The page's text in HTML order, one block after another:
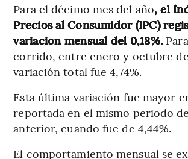
Para el décimo mes del año, el
Precios al Consumidor (IPC)
variación mensual del 0,18%.
corrido, entre enero y octubre
variación total fue 4,74%.
Esta última variación fue mayor
reportada en el mismo periodo
anterior, cuando fue de 4,44%.
El comportamiento mensual se